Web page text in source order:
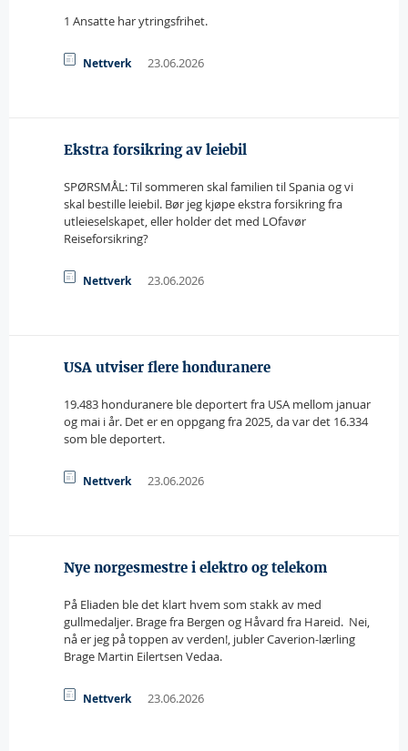
1 Ansatte har ytringsfrihet.
Nettverk 23.06.2026
Ekstra forsikring av leiebil
SPØRSMÅL: Til sommeren skal familien til Spania og vi
skal bestille leiebil. Bør jeg kjøpe ekstra forsikring fra
utleieselskapet, eller holder det med LOfavør
Reiseforsikring?
Nettverk 23.06.2026
USA utviser flere honduranere
19.483 honduranere ble deportert fra USA mellom januar
og mai i år. Det er en oppgang fra 2025, da var det 16.334
som ble deportert.
Nettverk 23.06.2026
Nye norgesmestre i elektro og telekom
På Eliaden ble det klart hvem som stakk av med
gullmedaljer. Brage fra Bergen og Håvard fra Hareid.  Nei,
nå er jeg på toppen av verden!, jubler Caverion-lærling
Brage Martin Eilertsen Vedaa.
Nettverk 23.06.2026